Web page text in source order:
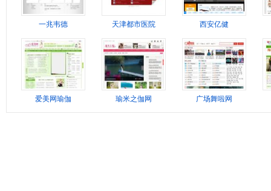
一兆韦德 天津都市医院 西安亿健
爱美网瑜伽 瑜米之伽网 广场舞啦网